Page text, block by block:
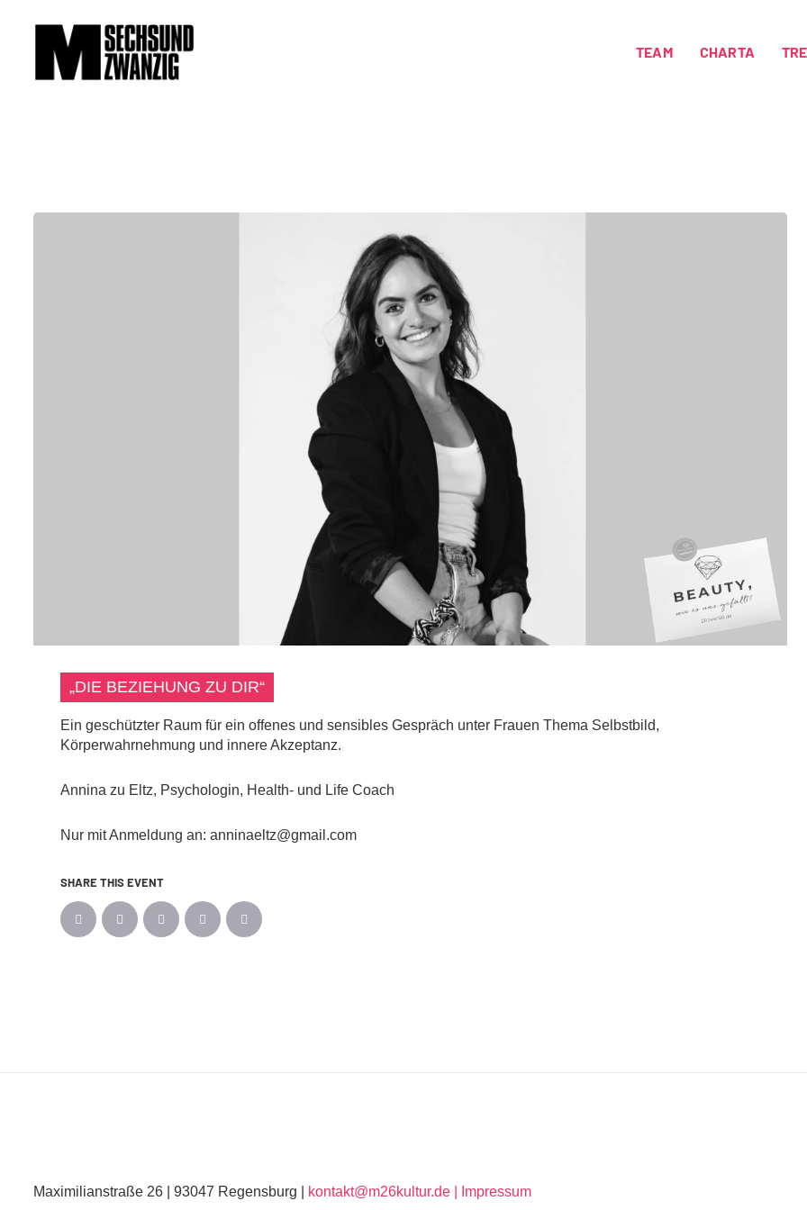
TEAM CHARTA
„DIE BEZIEHUNG ZU DIR“
Ein geschützter Raum für ein offenes und sensibles Gespräch unter Frauen Thema Selbstbild,
Körperwahrnehmung und innere Akzeptanz.
Annina zu Eltz, Psychologin, Health- und Life Coach
Nur mit Anmeldung an: anninaeltz@gmail.com
SHARE THIS EVENT
Maximilianstraße 26 | 93047 Regensburg | kontakt@m26kultur.de | Impressum